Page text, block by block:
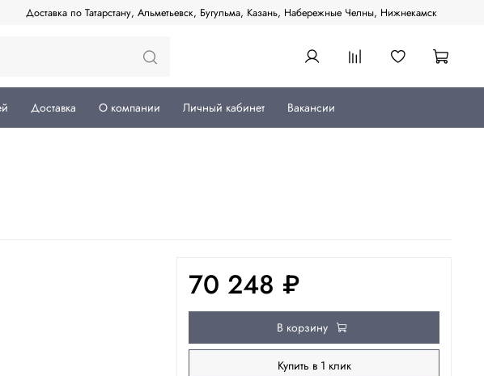
Доставка по Татарстану, Альметьевск, Бугульма, Казань, Набережные Челны, Нижнекамск
Доставка О компании Личный кабинет
Вакансии
70 248 ₽
В корзину
Купить в 1 клик